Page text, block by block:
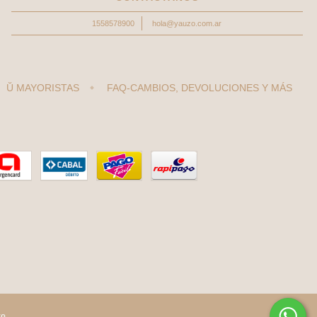
1558578900 hola@yauzo.com.ar
Ŭ MAYORISTAS FAQ-CAMBIOS, DEVOLUCIONES Y MÁS